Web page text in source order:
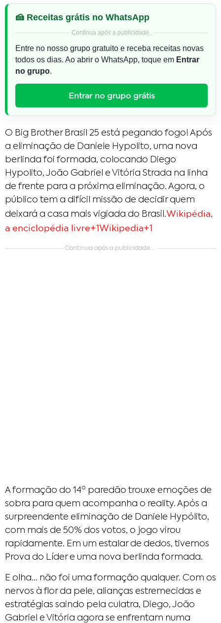
🍰 Receitas grátis no WhatsApp
Continua após a publicidade..
Entre no nosso grupo gratuito e receba receitas novas
todos os dias. Ao abrir o WhatsApp, toque em Entrar
no grupo.
Entrar no grupo grátis
O Big Brother Brasil 25 está pegando fogo! Após
a eliminação de Daniele Hypolito, uma nova
berlinda foi formada, colocando Diego
Hypolito, João Gabriel e Vitória Strada na linha
de frente para a próxima eliminação. Agora, o
público tem a difícil missão de decidir quem
deixará a casa mais vigiada do Brasil.​Wikipédia,
a enciclopédia livre+1Wikipedia+1
Continua após a publicidade....
A formação do 14º paredão trouxe emoções de
sobra para quem acompanha o reality. Após a
surpreendente eliminação de Daniele Hypólito,
com mais de 50% dos votos, o jogo virou
rapidamente. Em um estalar de dedos, tivemos
Prova do Líder e uma nova berlinda formada.
E olha… não foi uma formação qualquer. Com os
nervos à flor da pele, alianças estremecidas e
estratégias saindo pela culatra, Diego, João
Gabriel e Vitória agora se enfrentam numa